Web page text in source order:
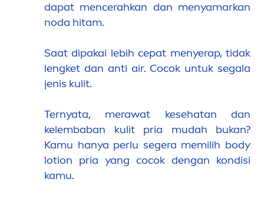
dapat mencerahkan dan menyamarkan
noda hitam.
Saat dipakai lebih cepat menyerap, tidak
lengket dan anti air. Cocok untuk segala
jenis kulit.
Ternyata, merawat kesehatan dan
kelembaban kulit pria mudah bukan?
Kamu hanya perlu segera memilih body
lotion pria yang cocok dengan kondisi
kamu.